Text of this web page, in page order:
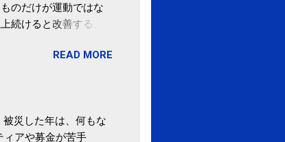
のだけが運動ではな
続けると改善する、
の運動を毎日３０分
しなくても効果」 -
READ MORE
災した年は、何もな
ィアや募金が苦手